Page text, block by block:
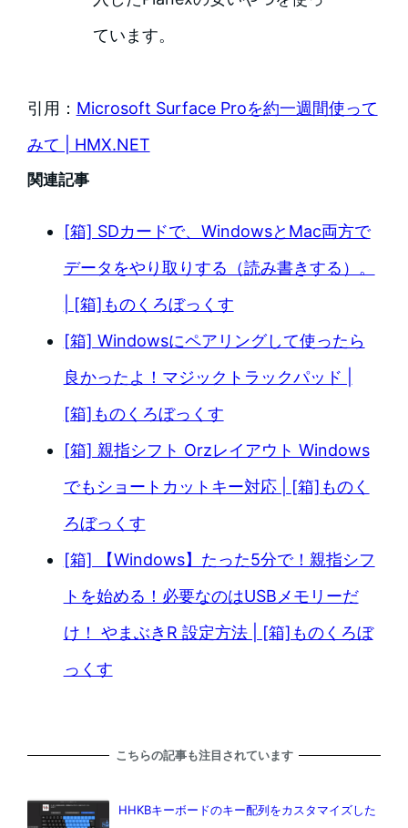
ています。
引用： Microsoft Surface Proを約一週間使って
みて | HMX.NET
関連記事
[箱] SDカードで、WindowsとMac両方で
データをやり取りする（読み書きする）。
| [箱]ものくろぼっくす
[箱] Windowsにペアリングして使ったら
良かったよ！マジックトラックパッド |
[箱]ものくろぼっくす
[箱] 親指シフト Orzレイアウト Windows
でもショートカットキー対応 | [箱]ものく
ろぼっくす
[箱] 【Windows】たった5分で！親指シフ
トを始める！必要なのはUSBメモリーだ
け！ やまぶきR 設定方法 | [箱]ものくろぼ
っくす
こちらの記事も注目されています
HHKBキーボードのキー配列をカスタマイズした